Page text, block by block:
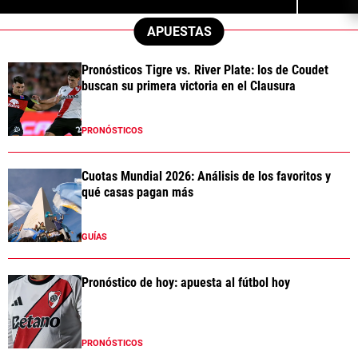
APUESTAS
Pronósticos Tigre vs. River Plate: los de Coudet
buscan su primera victoria en el Clausura
PRONÓSTICOS
Cuotas Mundial 2026: Análisis de los favoritos y
qué casas pagan más
GUÍAS
Pronóstico de hoy: apuesta al fútbol hoy
PRONÓSTICOS